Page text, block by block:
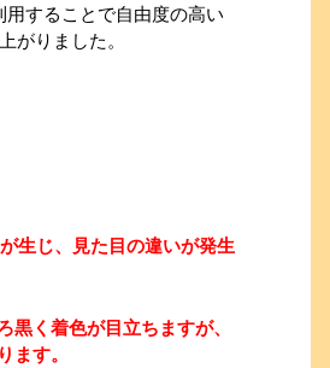
用することで自由度の高い
がりました。
生じ、見た目の違いが発生
く着色が目立ちますが、
す。